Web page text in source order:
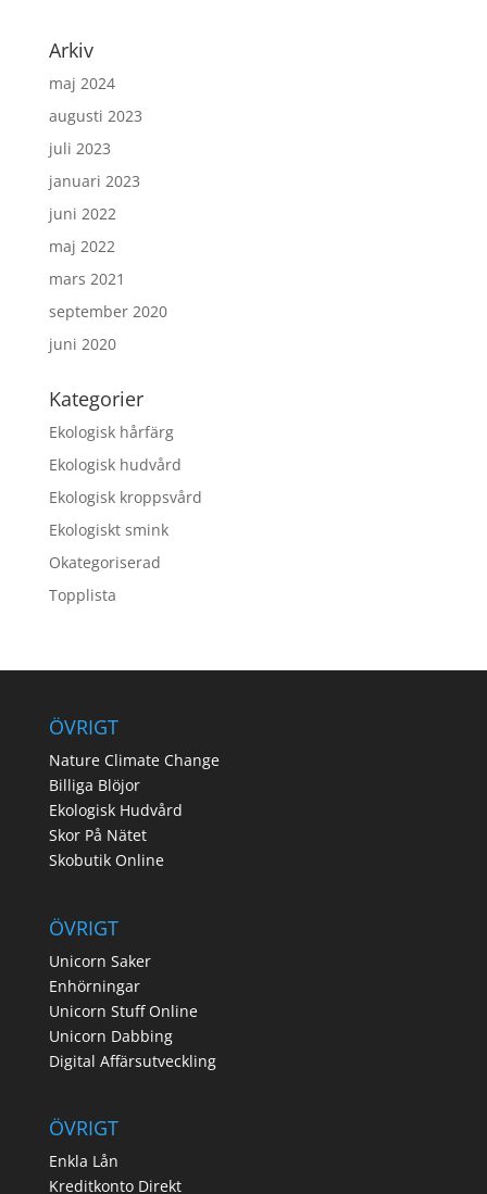
Arkiv
maj 2024
augusti 2023
juli 2023
januari 2023
juni 2022
maj 2022
mars 2021
september 2020
juni 2020
Kategorier
Ekologisk hårfärg
Ekologisk hudvård
Ekologisk kroppsvård
Ekologiskt smink
Okategoriserad
Topplista
ÖVRIGT
Nature Climate Change
Billiga Blöjor
Ekologisk Hudvård
Skor På Nätet
Skobutik Online
ÖVRIGT
Unicorn Saker
Enhörningar
Unicorn Stuff Online
Unicorn Dabbing
Digital Affärsutveckling
ÖVRIGT
Enkla Lån
Kreditkonto Direkt